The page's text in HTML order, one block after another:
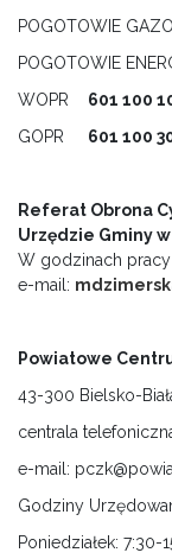
POGOTOWIE
POGOTOWIE
WOPR 601 100
GOPR 601 100
Referat Obrona
Urzędzie Gminy
W godzinach
e-mail:
Powiatowe
43-300 Bielsko-
centrala
e-mail:
Godziny
Poniedziałek: 7:30-